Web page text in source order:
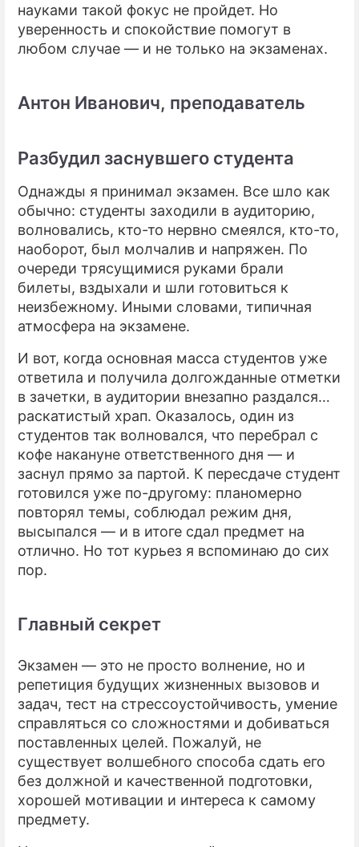
науками такой фокус не пройдет. Но
уверенность и спокойствие помогут в
любом случае — и не только на экзаменах.
Антон Иванович, преподаватель
Разбудил заснувшего студента
Однажды я принимал экзамен. Все шло как
обычно: студенты заходили в аудиторию,
волновались, кто-то нервно смеялся, кто-то,
наоборот, был молчалив и напряжен. По
очереди трясущимися руками брали
билеты, вздыхали и шли готовиться к
неизбежному. Иными словами, типичная
атмосфера на экзамене.
И вот, когда основная масса студентов уже
ответила и получила долгожданные отметки
в зачетки, в аудитории внезапно раздался…
раскатистый храп. Оказалось, один из
студентов так волновался, что перебрал с
кофе накануне ответственного дня — и
заснул прямо за партой. К пересдаче студент
готовился уже по-другому: планомерно
повторял темы, соблюдал режим дня,
высыпался — и в итоге сдал предмет на
отлично. Но тот курьез я вспоминаю до сих
пор.
Главный секрет
Экзамен — это не просто волнение, но и
репетиция будущих жизненных вызовов и
задач, тест на стрессоустойчивость, умение
справляться со сложностями и добиваться
поставленных целей. Пожалуй, не
существует волшебного способа сдать его
без должной и качественной подготовки,
хорошей мотивации и интереса к самому
предмету.